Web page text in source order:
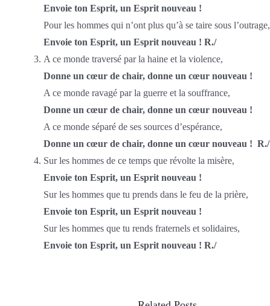
Envoie ton Esprit, un Esprit nouveau !
Pour les hommes qui n’ont plus qu’à se taire sous l’outrage,
Envoie ton Esprit, un Esprit nouveau ! R./
A ce monde traversé par la haine et la violence,
Donne un cœur de chair, donne un cœur nouveau !
A ce monde ravagé par la guerre et la souffrance,
Donne un cœur de chair, donne un cœur nouveau !
A ce monde séparé de ses sources d’espérance,
Donne un cœur de chair, donne un cœur nouveau ! R./
Sur les hommes de ce temps que révolte la misère,
Envoie ton Esprit, un Esprit nouveau !
Sur les hommes que tu prends dans le feu de la prière,
Envoie ton Esprit, un Esprit nouveau !
Sur les hommes que tu rends fraternels et solidaires,
Envoie ton Esprit, un Esprit nouveau ! R./